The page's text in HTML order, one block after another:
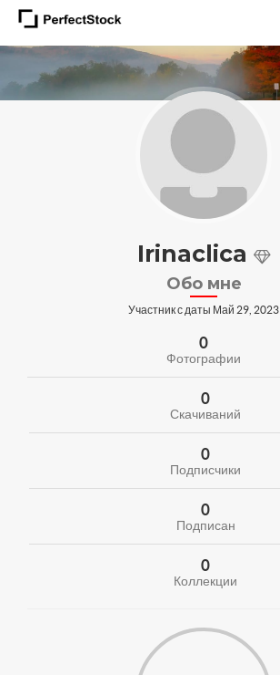
Irinaclica
Обо мне
Участник с даты Май 29, 2023
0
Фотографии
0
Скачиваний
0
Подписчики
0
Подписан
0
Коллекции